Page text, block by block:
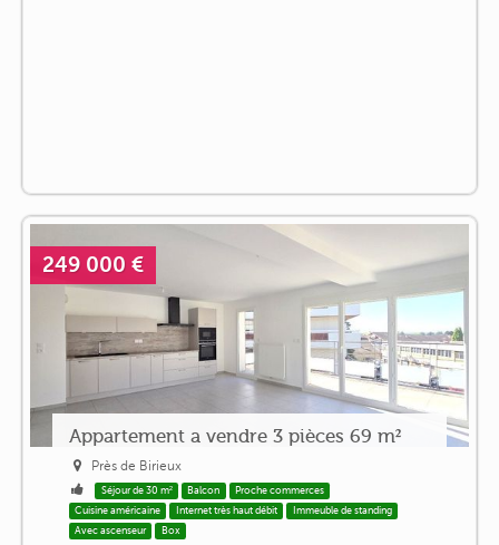
249 000 €
Appartement a vendre 3 pièces 69 m²
Près de Birieux
Séjour de 30 m² Balcon
Proche commerces
Cuisine américaine
Internet très haut débit
Immeuble de standing
Avec ascenseur
Box